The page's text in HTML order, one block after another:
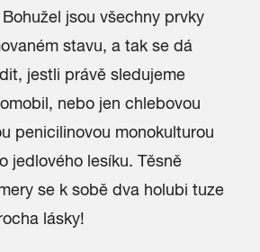
jsou všechny prvky
stavu, a tak se dá
jestli právě sledujeme
nebo jen chlebovou
penicilinovou monokulturou
jedlového lesíku. Těsně
se k sobě dva holubi tuze
lásky!